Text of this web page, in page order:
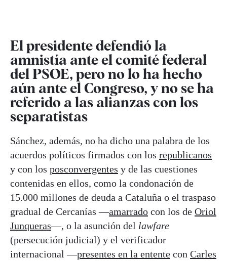
El presidente defendió la
amnistía ante el comité federal
del PSOE, pero no lo ha hecho
aún ante el Congreso, y no se ha
referido a las alianzas con los
separatistas
Sánchez, además, no ha dicho una palabra de los
acuerdos políticos firmados con los republicanos
y con los posconvergentes y de las cuestiones
contenidas en ellos, como la condonación de
15.000 millones de deuda a Cataluña o el traspaso
gradual de Cercanías —amarrado con los de Oriol
Junqueras—, o la asunción del lawfare
(persecución judicial) y el verificador
internacional —presentes en la entente con Carles